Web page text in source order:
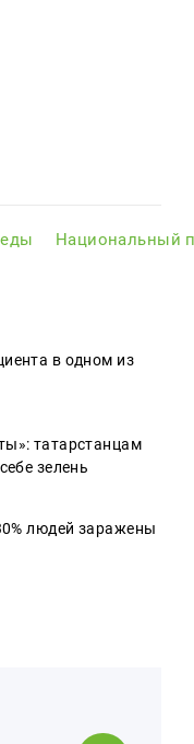
Национальный
в одном из
татарстанцам
зелень
людей заражены